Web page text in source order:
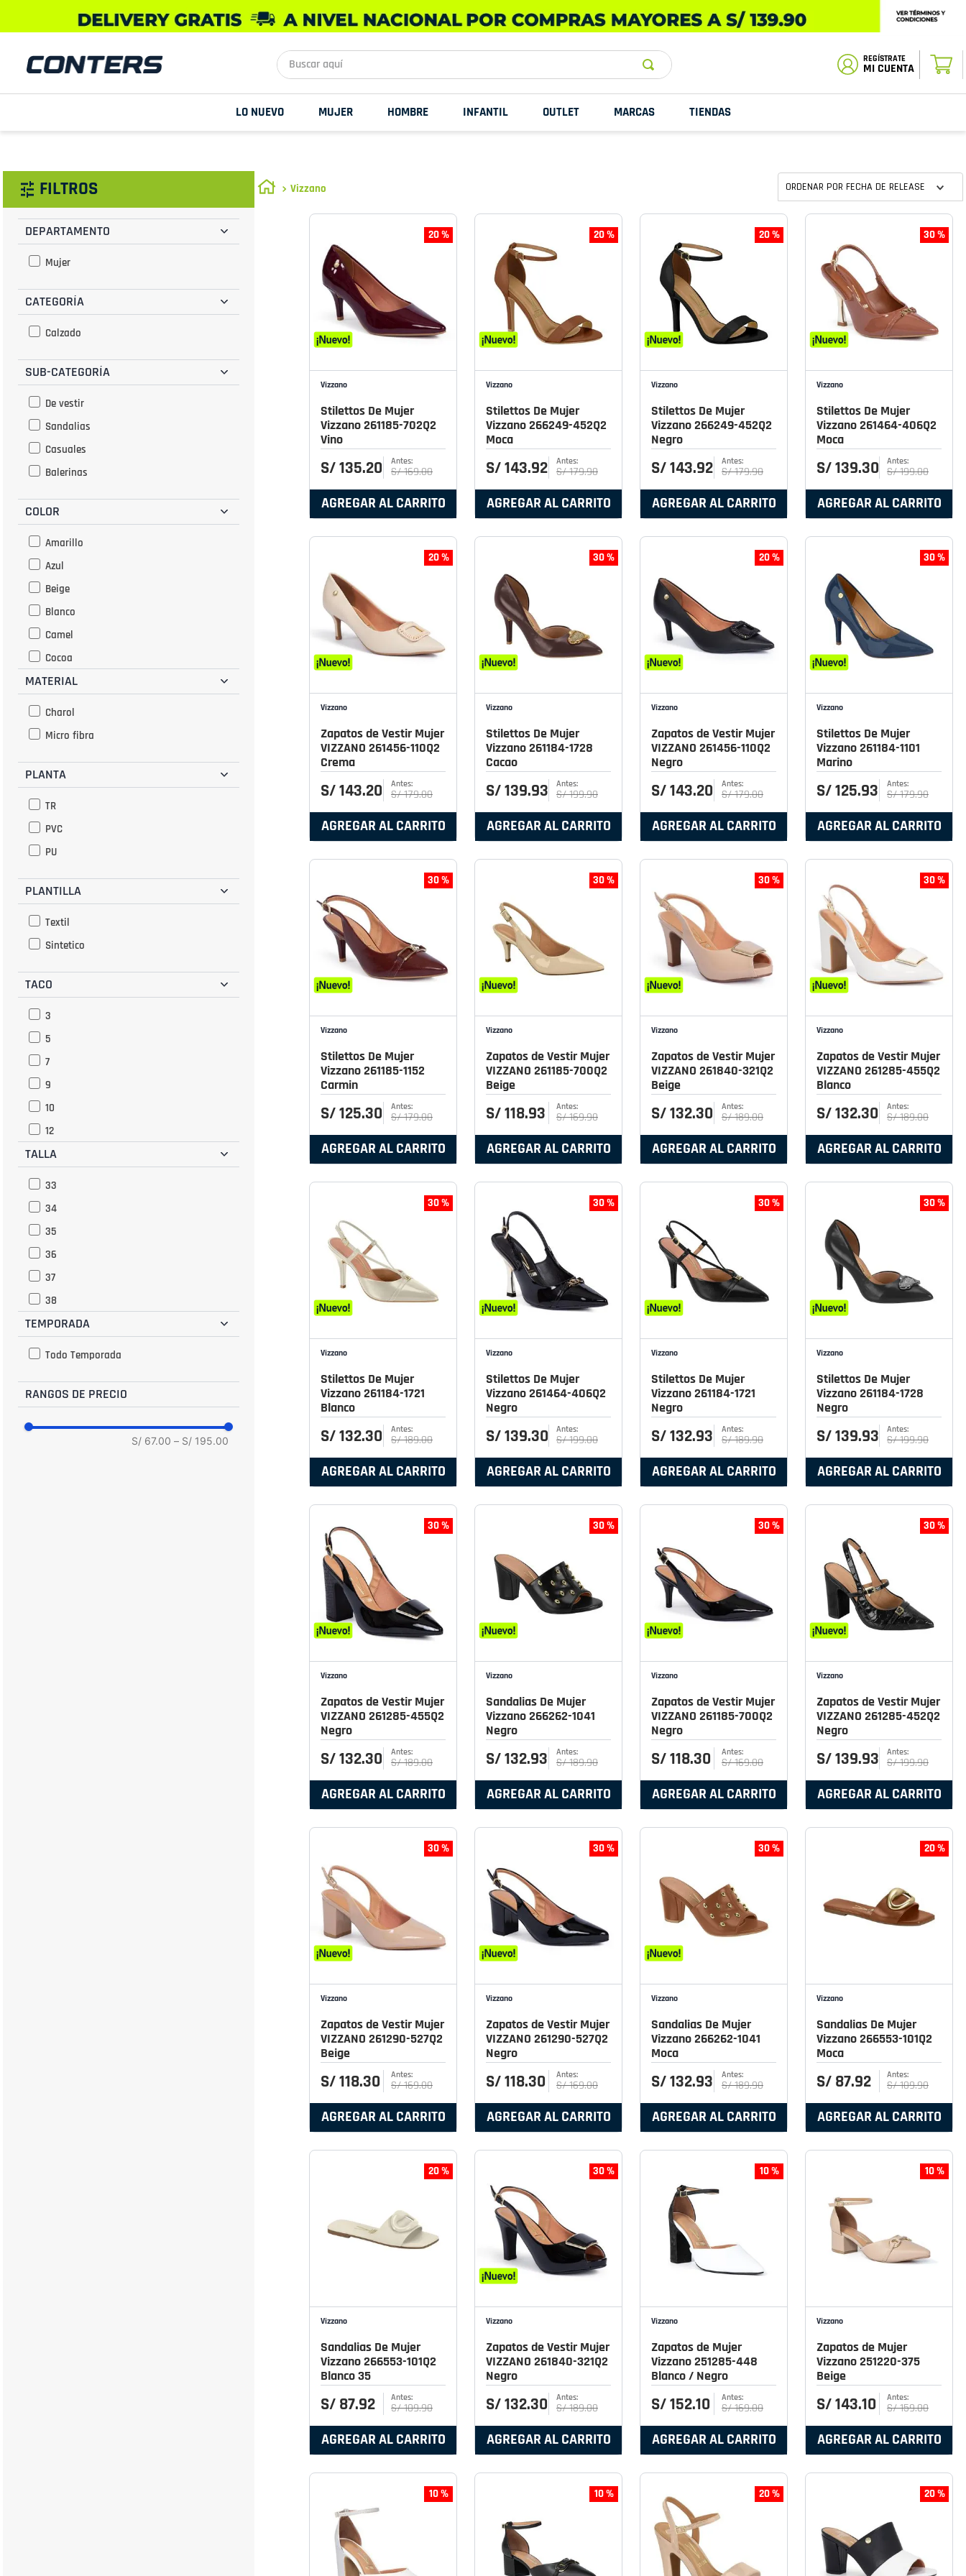
Buscar aquí
MI CUENTA
LO NUEVO MUJER HOMBRE INFANTIL OUTLET MARCAS TIENDAS
FILTROS
DEPARTAMENTO
Mujer
CATEGORÍA
Calzado
SUB-CATEGORÍA
De vestir
Sandalias
Casuales
Balerinas
COLOR
Amarillo
Azul
Beige
Blanco
Camel
Cocoa
Crema
Marron
Rojo
Fucsia
MATERIAL
Charol
Micro fibra
PLANTA
TR
PVC
PU
PLANTILLA
Textil
Sintetico
TACO
3
5
7
9
10
12
TALLA
33
34
35
36
37
38
39
BR 36
TEMPORADA
Todo Temporada
RANGOS DE PRECIO
S/ 67.00 – S/ 195.00
Vizzano ORDENAR POR FECHA DE RELEASE
20 %
Vizzano
Stilettos De Mujer
Vizzano 261185-702Q2
Vino
S/135.20 S/169.00
AGREGAR AL CARRITO
20 %
Vizzano
Stilettos De Mujer
Vizzano 266249-452Q2
Moca
S/143.92 S/179.90
AGREGAR AL CARRITO
20 %
Vizzano
Stilettos De Mujer
Vizzano 266249-452Q2
Negro
S/143.92 S/179.90
AGREGAR AL CARRITO
30 %
Vizzano
Stilettos De Mujer
Vizzano 261464-406Q2
Moca
S/139.30 S/199.00
AGREGAR AL CARRITO
20 %
Vizzano
Zapatos de Vestir Mujer
VIZZANO 261456-110Q2
Crema
S/143.20 S/179.00
AGREGAR AL CARRITO
30 %
Vizzano
Stilettos De Mujer
Vizzano 261184-1728
Cacao
S/139.93 S/199.90
AGREGAR AL CARRITO
20 %
Vizzano
Zapatos de Vestir Mujer
VIZZANO 261456-110Q2
Negro
S/143.20 S/179.00
AGREGAR AL CARRITO
30 %
Vizzano
Stilettos De Mujer
Vizzano 261184-1101
Marino
S/125.93 S/179.90
AGREGAR AL CARRITO
30 %
Vizzano
Stilettos De Mujer
Vizzano 261185-1152
Carmin
S/125.30 S/179.00
AGREGAR AL CARRITO
30 %
Vizzano
Zapatos de Vestir Mujer
VIZZANO 261185-700Q2
Beige
S/118.93 S/169.90
AGREGAR AL CARRITO
30 %
Vizzano
Zapatos de Vestir Mujer
VIZZANO 261840-321Q2
Beige
S/132.30 S/189.00
AGREGAR AL CARRITO
30 %
Vizzano
Zapatos de Vestir Mujer
VIZZANO 261285-455Q2
Blanco
S/132.30 S/189.00
AGREGAR AL CARRITO
30 %
Vizzano
Stilettos De Mujer
Vizzano 261184-1721
Blanco
S/132.30 S/189.00
AGREGAR AL CARRITO
30 %
Vizzano
Stilettos De Mujer
Vizzano 261464-406Q2
Negro
S/139.30 S/199.00
AGREGAR AL CARRITO
30 %
Vizzano
Stilettos De Mujer
Vizzano 261184-1721
Negro
S/132.93 S/189.90
AGREGAR AL CARRITO
30 %
Vizzano
Stilettos De Mujer
Vizzano 261184-1728
Negro
S/139.93 S/199.90
AGREGAR AL CARRITO
30 %
Vizzano
Zapatos de Vestir Mujer
VIZZANO 261285-455Q2
Negro
S/132.30 S/189.00
AGREGAR AL CARRITO
30 %
Vizzano
Sandalias De Mujer
Vizzano 266262-1041
Negro
S/132.93 S/189.90
AGREGAR AL CARRITO
30 %
Vizzano
Zapatos de Vestir Mujer
VIZZANO 261185-700Q2
Negro
S/118.30 S/169.00
AGREGAR AL CARRITO
30 %
Vizzano
Zapatos de Vestir Mujer
VIZZANO 261285-452Q2
Negro
S/139.93 S/199.90
AGREGAR AL CARRITO
30 %
Vizzano
Zapatos de Vestir Mujer
VIZZANO 261290-527Q2
Beige
S/118.30 S/169.00
AGREGAR AL CARRITO
30 %
Vizzano
Zapatos de Vestir Mujer
VIZZANO 261290-527Q2
Negro
S/118.30 S/169.00
AGREGAR AL CARRITO
30 %
Vizzano
Sandalias De Mujer
Vizzano 266262-1041
Moca
S/132.93 S/189.90
AGREGAR AL CARRITO
20 %
Vizzano
Sandalias De Mujer
Vizzano 266553-101Q2
Moca
S/ 87.92 S/109.90
AGREGAR AL CARRITO
20 %
Vizzano
Sandalias De Mujer
Vizzano 266553-101Q2
Blanco 35
S/ 87.92 S/109.90
AGREGAR AL CARRITO
30 %
Vizzano
Zapatos de Vestir Mujer
VIZZANO 261840-321Q2
Negro
S/132.30 S/189.00
AGREGAR AL CARRITO
10 %
Vizzano
Zapatos de Mujer
Vizzano 251285-448
Blanco / Negro
S/152.10 S/169.00
AGREGAR AL CARRITO
10 %
Vizzano
Zapatos de Mujer
Vizzano 251220-375
Beige
S/143.10 S/159.00
AGREGAR AL CARRITO
10 % 10 % 20 % 20 %